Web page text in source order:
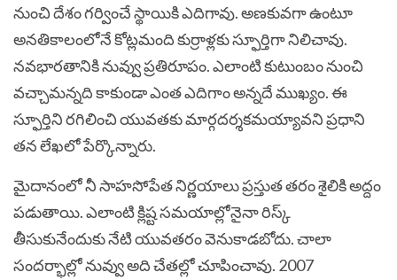
నుంచి దేశం గర్వించే స్థాయికి ఎదిగావు. అణకువగా ఉంటూ
అనతికాలంలోనే కోట్లమంది కుర్రాళ్లకు స్ఫూర్తిగా నిలిచావు.
నవభారతానికి నువ్వు ప్రతిరూపం. ఎలాంటి కుటుంబం నుంచి
వచ్చామన్నది కాకుండా ఎంత ఎదిగాం అన్నదే ముఖ్యం. ఈ
స్ఫూర్తిని రగిలించి యువతకు మార్గదర్శకమయ్యావని ప్రధాని
తన లేఖలో పేర్కొన్నారు.
మైదానంలో నీ సాహసోపేత నిర్ణయాలు ప్రస్తుత తరం శైలికి అద్దం
పడుతాయి. ఎలాంటి క్లిష్ట సమయాల్లోనైనా రిస్క్‌
తీసుకునేందుకు నేటి యువతరం వెనుకాడబోదు. చాలా
సందర్భాల్లో నువ్వు అది చేతల్లో చూపించావు. 2007